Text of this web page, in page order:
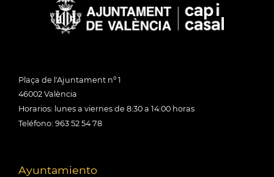
Plaça de l'Ajuntament nº 1
46002 València
Horarios: lunes a viernes de 8:30 a 14:00 horas
Teléfono: 963 52 54 78
Ayuntamiento